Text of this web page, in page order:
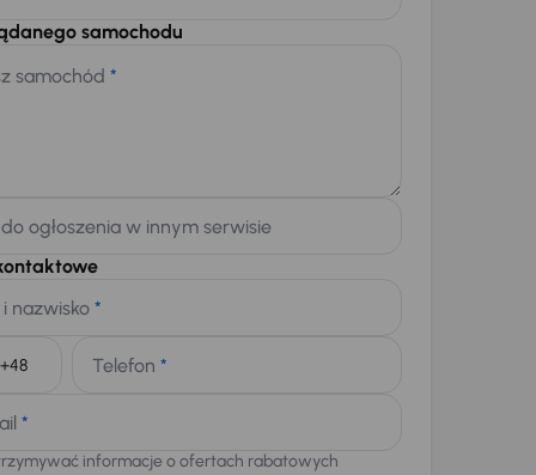
samochodu
samochód *
ogłoszenia w innym serwisie
nazwisko *
Telefon *
*
informacje o ofertach rabatowych